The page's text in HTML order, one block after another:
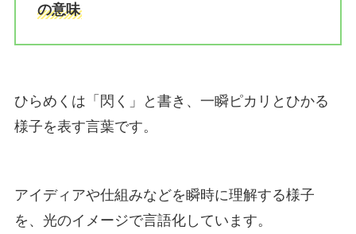
の意味
ひらめくは「閃く」と書き、一瞬ピカリとひかる
様子を表す言葉です。
アイディアや仕組みなどを瞬時に理解する様子
を、光のイメージで言語化しています。